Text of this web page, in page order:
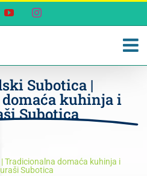
YouTubeInstagram
Subotica |
kuhinja i
Subotica